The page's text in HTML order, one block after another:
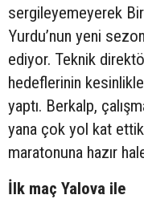
sergileyemeyerek
Yurdu’nun yeni
ediyor. Teknik
hedeflerinin
yaptı. Berkalp,
yana çok yol kat
maratonuna hazır
İlk maç Yalova ile